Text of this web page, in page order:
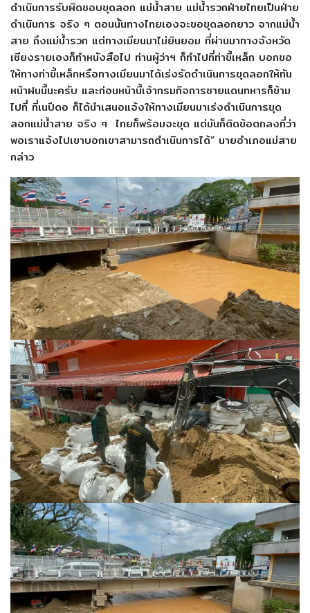
ดำเนินการรับผิดชอบขุดลอก แม่น้ำสาย แม่น้ำรวกฝ่ายไทยเป็นฝ่าย
ดำเนินการ จริง ๆ ตอนนั้นทางไทยเองจะขอขุดลอกยาว จากแม่น้ำ
สาย ถึงแม่น้ำรวก แต่ทางเมียนมาไม่ยินยอม ที่ผ่านมาทางจังหวัด
เชียงรายเองก็ทำหนังสือไป ท่านผู้ว่าฯ ก็ทำไปที่ท่าขี้เหล็ก บอกขอ
ให้ทางท่าขี้เหล็กหรือทางเมียนมาได้เร่งรัดดำเนินการขุดลอกให้ทัน
หน้าฝนนี้นะครับ และก่อนหน้านี้เจ้ากรมกิจการชายแดนทหารก็ข้าม
ไปที่ ที่เนปีดอ ก็ได้นำเสนอแจ้งให้ทางเมียนมาเร่งดำเนินการขุด
ลอกแม่น้ำสาย จริง ๆ ไทยก็พร้อมจะขุด แต่มันก็ติดข้อตกลงที่ว่า
พอเราแจ้งไปเขาบอกเขาสามารถดำเนินการได้” นายอำเภอแม่สาย
กล่าว